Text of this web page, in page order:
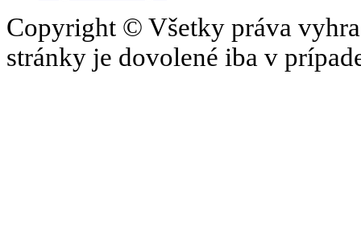
Copyright © Všetky práva
stránky je dovolené iba v